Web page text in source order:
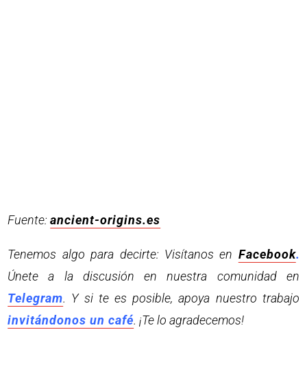
Fuente:ancient-origins.es
Tenemos algo para decirte: Visítanos en Facebook.
Únete a la discusión en nuestra comunidad en
Telegram. Y si te es posible, apoya nuestro trabajo
invitándonos un café. ¡Te lo agradecemos!